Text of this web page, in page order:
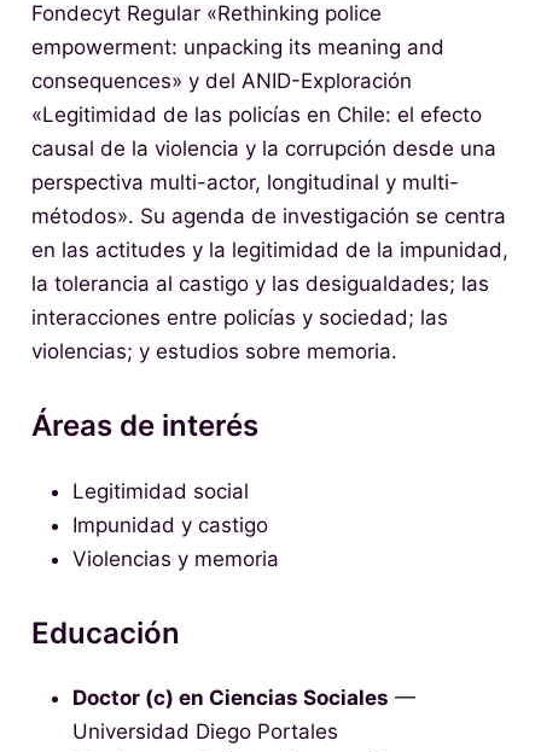
Fondecyt Regular «Rethinking police
empowerment: unpacking its meaning and
consequences» y del ANID-Exploración
«Legitimidad de las policías en Chile: el efecto
causal de la violencia y la corrupción desde una
perspectiva multi-actor, longitudinal y multi-
métodos». Su agenda de investigación se centra
en las actitudes y la legitimidad de la impunidad,
la tolerancia al castigo y las desigualdades; las
interacciones entre policías y sociedad; las
violencias; y estudios sobre memoria.
Áreas de interés
Legitimidad social
Impunidad y castigo
Violencias y memoria
Educación
Doctor (c) en Ciencias Sociales —
Universidad Diego Portales